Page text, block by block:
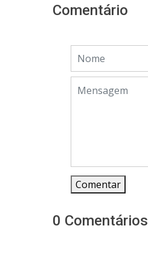
Comentário
Comentar
0 Comentários